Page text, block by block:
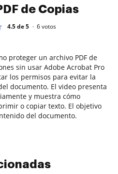
de Copias
4.5 de 5 6votos
proteger un archivo PDF de
sin usar Adobe Acrobat Pro
los permisos para evitar la
documento. El video presenta
y muestra cómo
o copiar texto. El objetivo
del documento.